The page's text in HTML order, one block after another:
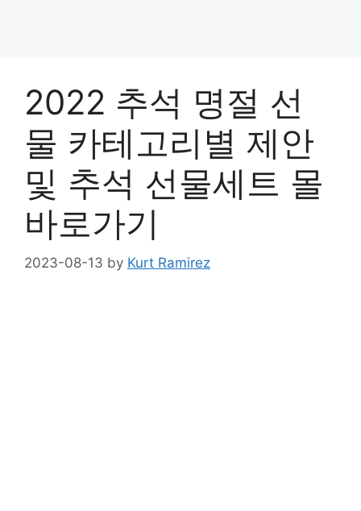
2022 추석 명절 선
물 카테고리별 제안
및 추석 선물세트 몰
바로가기
2023-08-13 by Kurt Ramirez